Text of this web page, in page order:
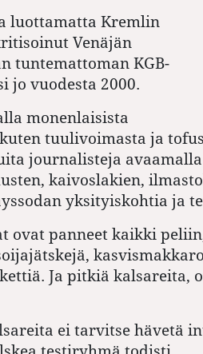
luottamatta Kremlin
Venäjän
tuntemattoman KGB-
jo vuodesta 2000.
monenlaisista
tuulivoimasta ja
journalisteja
kaivoslakien,
yksityiskohtia ja
ovat panneet kaikki
Ja pitkiä kalsareita,
ei tarvitse hävetä